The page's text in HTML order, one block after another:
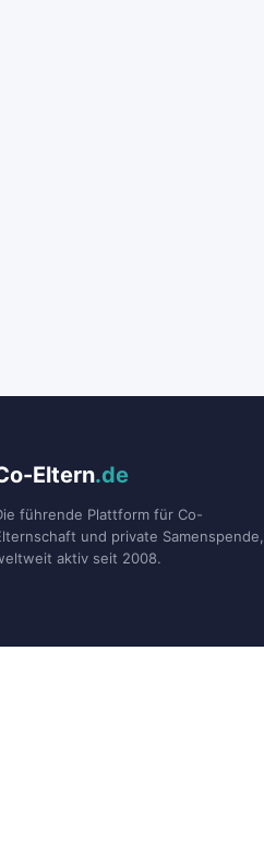
Eltern.de
führende Plattform für Co-
und private Samenspende,
aktiv seit 2008.